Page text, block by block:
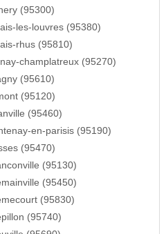
(95300)
les-louvres (95380)
rhus (95810)
champlatreux (95270)
(95610)
(95120)
(95460)
en-parisis (95190)
(95470)
(95130)
(95450)
(95830)
(95740)